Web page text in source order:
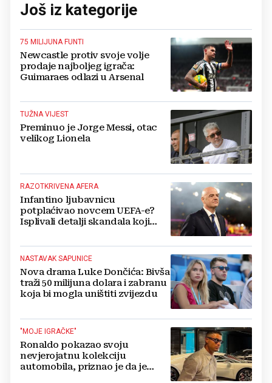
Još iz kategorije
75 MILIJUNA FUNTI
Newcastle protiv svoje volje
prodaje najboljeg igrača:
Guimaraes odlazi u Arsenal
TUŽNA VIJEST
Preminuo je Jorge Messi, otac
velikog Lionela
RAZOTKRIVENA AFERA
Infantino ljubavnicu
potplaćivao novcem UEFA-e?
Isplivali detalji skandala koji
NASTAVAK SAPUNICE
Nova drama Luke Dončića: Bivša
traži 50 milijuna dolara i zabranu
koja bi mogla uništiti zvijezdu
"MOJE IGRAČKE"
Ronaldo pokazao svoju
nevjerojatnu kolekciju
automobila, priznao je da je